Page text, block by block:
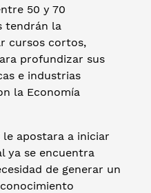
50 y 70
tendrán la
cursos cortos,
profundizar sus
e industrias
la Economía
le apostara a iniciar
ya se encuentra
de generar un